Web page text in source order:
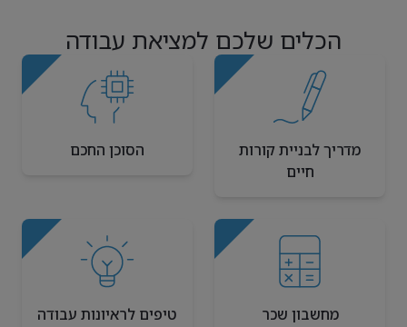
הכלים שלכם למציאת עבודה
מדריך לבניית קורות
חיים
הסוכן החכם
מחשבון שכר טיפים לראיונות עבודה